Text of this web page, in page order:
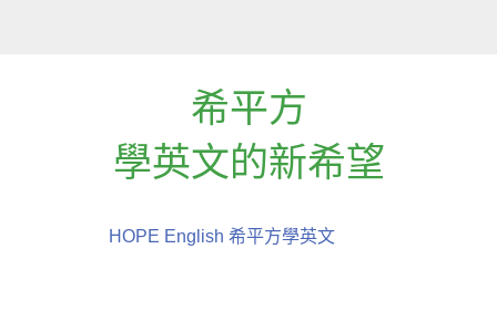
希平方
學英文的新希望
HOPE English 希平方學英文